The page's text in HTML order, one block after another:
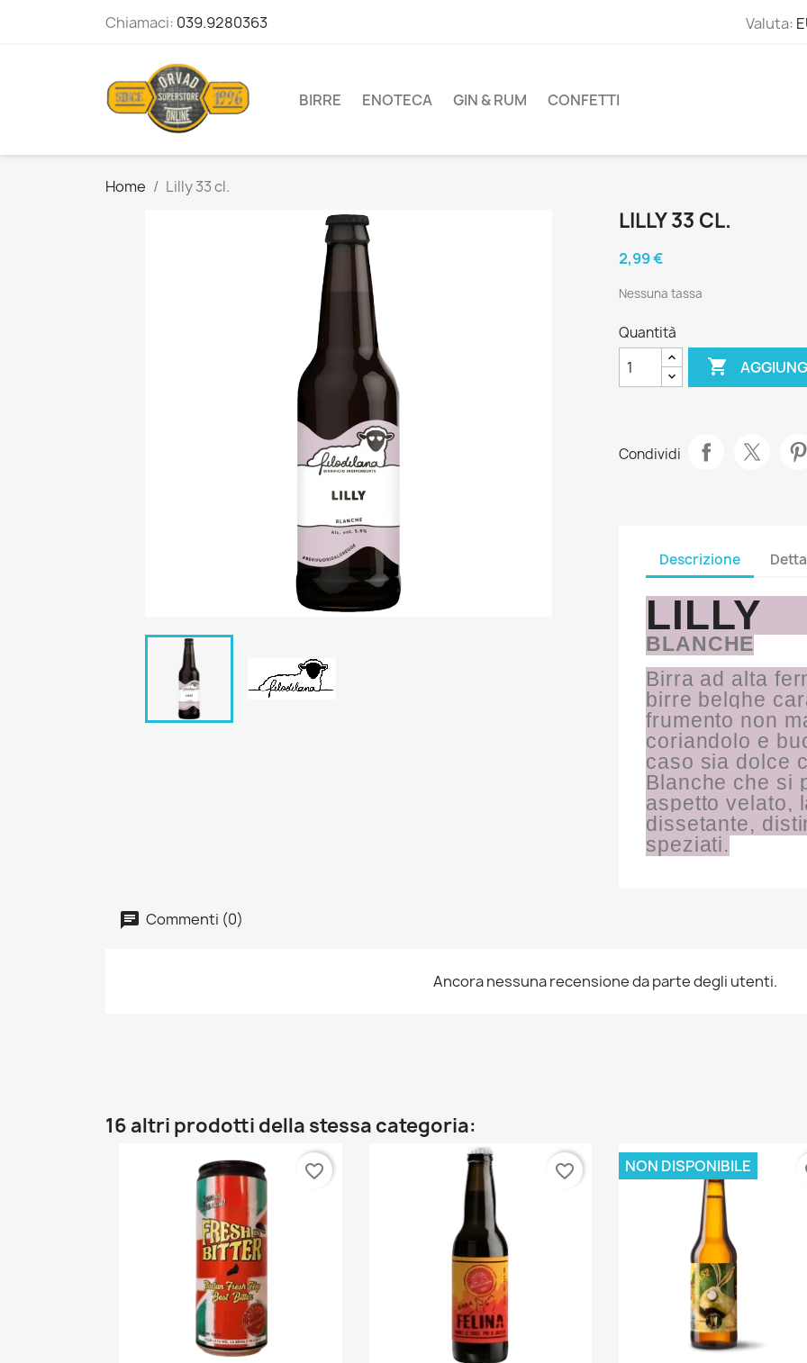
Chiamaci: 039.9280363 Valuta:
BIRRE ENOTECA GIN & RUM CONFETTI
Home Lilly 33 cl.
LILLY 33 CL.
2,99 €
Nessuna tassa
Quantità

Condividi
Descrizione
LILLY
BLANCHE
Birra ad alta
birre belghe
frumento non
coriandolo e
caso sia dolce
Blanche che si
aspetto velato,
dissetante,
speziati.
Commenti (0)
Ancora nessuna recensione da parte degli utenti.
16 altri prodotti della stessa categoria:
favorite_border favorite_border NON DISPONIBILE